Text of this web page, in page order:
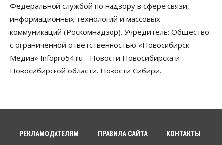
Предприятия Новосибирска
выстраивают системы защиты от атак БПЛА
07 Августа 2026, 09:00
Бизнес
По «Сибэлектротерму» выдали исполнительные
листы на полмиллиарда рублей
07 Августа 2026, 08:00
Искусственный интеллект предлагают
06 Августа 2026, 19:00
Федеральной службой по надзору в сфере связи,
информационных технологий и массовых
коммуникаций (Роскомнадзор). Учредитель: Общество
с ограниченной ответственностью «Новосибирск
Медиа» Infopro54.ru - Новости Новосибирска и
Новосибирской области. Новости Сибири.
РЕКЛАМОДАТЕЛЯМ ПРАВИЛА САЙТА КОНТАКТЫ